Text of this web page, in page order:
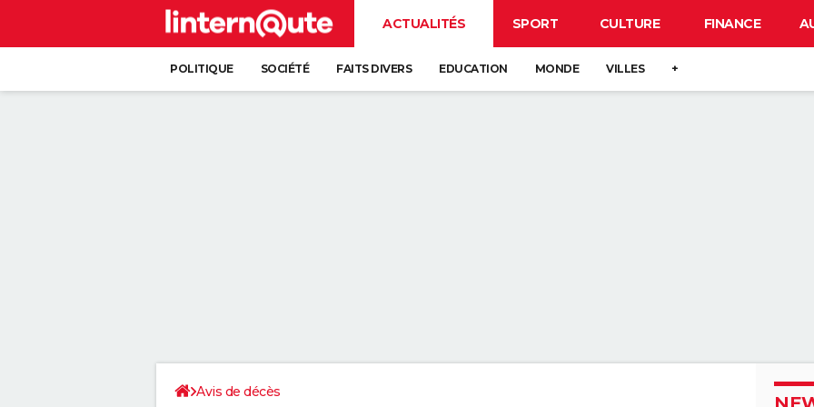
ACTUALITÉS SPORT CULTURE FINANCE
POLITIQUE SOCIÉTÉ FAITS DIVERS EDUCATION MONDE VILLES +
Avis de décès